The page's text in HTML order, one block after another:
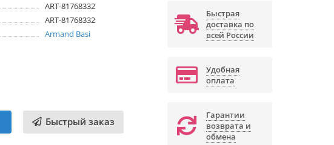
ART-81768332
ART-81768332
Armand Basi
Быстрый заказ
Быстрая
доставка по
всей России
Удобная
оплата
Гарантии
возврата и
обмена